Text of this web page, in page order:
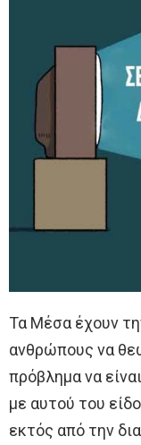
Τα Μέσα έχουν
ανθρώπους να
πρόβλημα να
με αυτού του
εκτός από την